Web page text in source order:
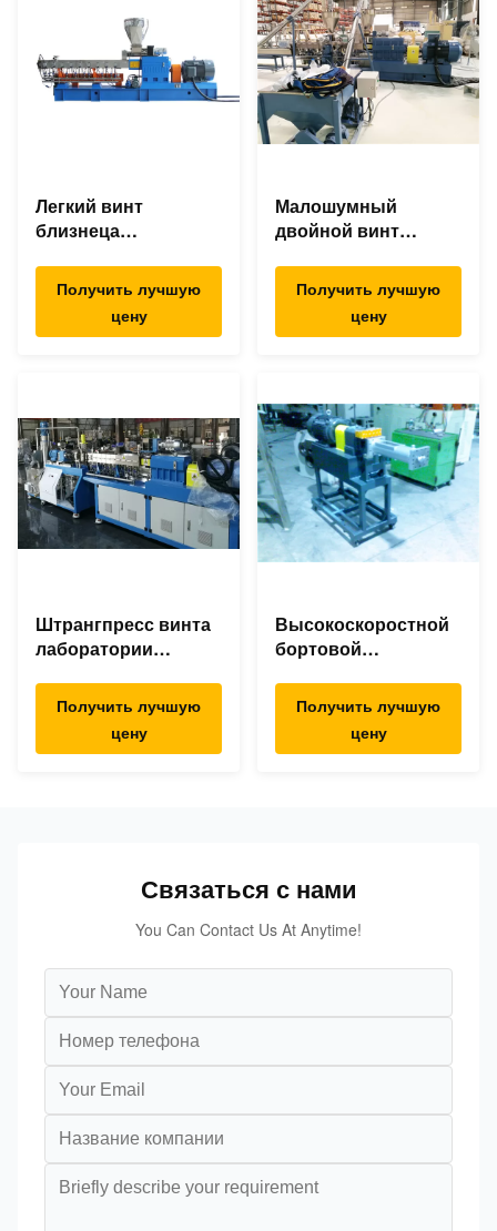
Легкий винт
близнеца
смешивая
штрангпресс для
АБС ПК ПА ПС ПЭ
Получить лучшую
цену
Малошумный
двойной винт
штрангпресс,
машину штранг-
прессования ПП/ПЭ
Получить лучшую
цену
Штрангпресс винта
лаборатории
линия штранг-
прессования винта
для ТПЭ ТПР ТПУ
Получить лучшую
цену
Высокоскоростной
бортовой
фидера для сажи
талька ТиО2 Силька
КаКо3.
Получить лучшую
цену
Связаться с нами
You Can Contact Us At Anytime!